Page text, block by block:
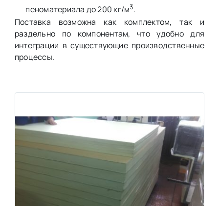
пеноматериала до 200 кг/м3.
Поставка возможна как комплектом, так и
раздельно по компонентам, что удобно для
интеграции в существующие производственные
процессы.